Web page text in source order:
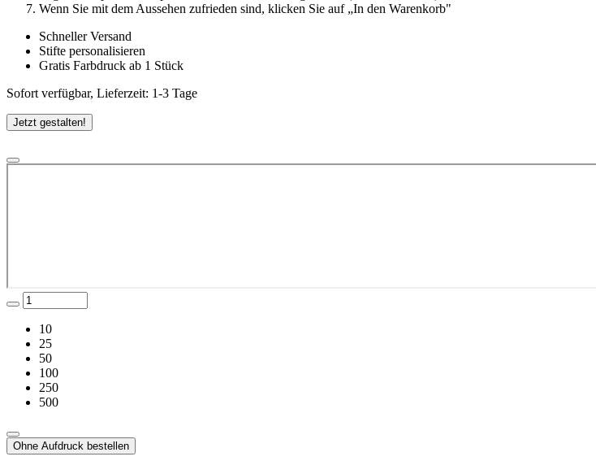
Wenn Sie mit dem Aussehen zufrieden sind, klicken Sie auf „In den Warenkorb"
Schneller Versand
Stifte personalisieren
Gratis Farbdruck ab 1 Stück
Sofort verfügbar, Lieferzeit: 1-3 Tage
Jetzt gestalten!
10
25
50
100
250
500
Ohne Aufdruck bestellen